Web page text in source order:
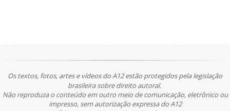
Os textos, fotos, artes e vídeos do A12 estão protegidos pela legislação
brasileira sobre direito autoral.
Não reproduza o conteúdo em outro meio de comunicação, eletrônico ou
impresso, sem autorização expressa do A12